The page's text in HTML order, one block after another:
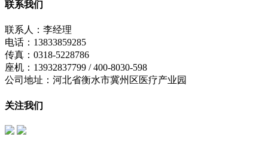
联系我们
联系人：李经理
电话：13833859285
传真：0318-5228786
座机：13932837799 / 400-8030-598
公司地址：河北省衡水市冀州区医疗产业园
关注我们